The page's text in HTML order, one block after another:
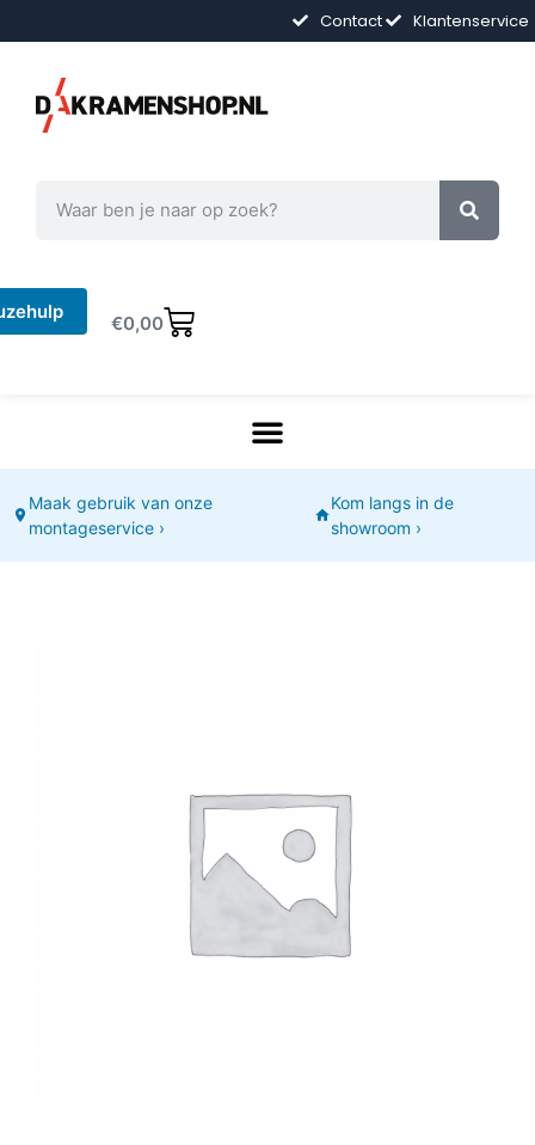
Contact Klantenservice
€0,00
Maak gebruik van onze
montageservice ›
Kom langs in de
showroom ›